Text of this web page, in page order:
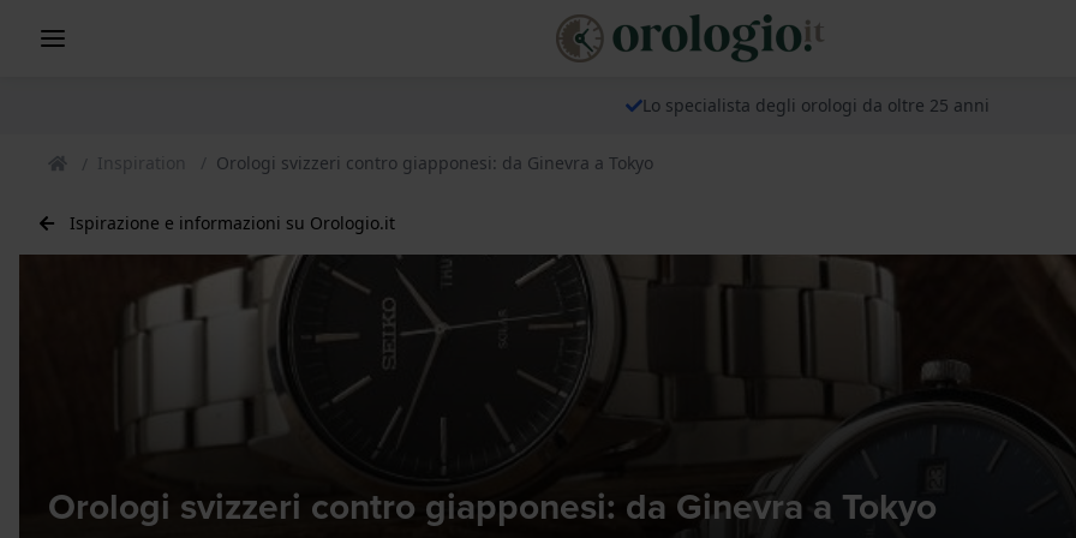
Lo specialista degli orologi da oltre 25 anni
Inspiration Orologi svizzeri contro giapponesi: da Ginevra a Tokyo
Ispirazione e informazioni su Orologio.it
Orologi svizzeri contro giapponesi: da Ginevra a Tokyo